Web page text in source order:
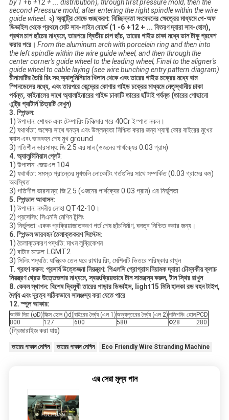
by 1 +6 +12 + ... distribution), through first pressure mold, then the
second Pressure mold, after entering the right spindle within the wire
guide wheel. ২) অ্যান্ট্রি মোডে গুচ্ছকরণ: বিচ্ছিন্নতা সংবেদনের ক্ষেত্রের মাধ্যমে পে-অফ
ডিভাইস থেকে প্রথমে মোট সাব-লাইন বোর্ডে (1 -6 +12 + ... বিতরণ দ্বারা সাব-হোল),
প্রথম চাপ ছাঁচের মাধ্যমে, তারপরে দ্বিতীয় চাপ ছাঁচ, তারের গাইড চাকা মধ্যে ডান টাকু প্রবেশ
করার পরে। From the aluminum arch with porcelain ring and then into
the left spindle within the wire guide wheel, and then through the
center corner's guide wheel to the leading wheel, Final to the aligner's
guide wheel to cable laying (see wire bunching entry pattern diagram)
চীনামাটির তৈরি রিং সহ অ্যালুমিনিয়াম খিলান থেকে এবং তারের গাইড চক্রের মধ্যে বাম
স্পিনডেলের মধ্যে, এবং তারপরে কেন্দ্রের কোণার গাইড চক্রের মাধ্যমে নেতৃস্থানীয় চাকা
পর্যন্ত, ফাইনালের সাথে অ্যালাইনারের গাইড চাকাটি তারের ছাঁটাই পর্যন্ত (তারের গোছানো
এন্ট্রি প্যাটার্ন চিত্রটি দেখুন)
3. স্পিন্ডল:
1) উপাদান: শোধক এবং টেম্পারিং চিকিত্সার পরে 40Cr ইস্পাত নকল।
2) যথার্থতা: অক্ষের সাথে ঘনত্ব এবং উল্লম্বতা নিশ্চিত করার জন্য শ্যাফ্ট কোর বাইরের মুখের
ব্যাস এবং ভারবহন শেষ মুখ ground
3) গতিশীল ভারসাম্য: জি 2.5 এর মান (ওজনের পার্থক্যের 0.03 গ্রাম)
4. অ্যালুমিনিয়াম প্লেট:
1) উপাদান: জেডএল 104
2) যথার্থতা: সমস্ত প্রান্তের মুখগুলি লোকেটিং গর্তগুলির সাথে সম্পর্কিত (0.03 গ্রামের কম)
অবস্থিত
3) গতিশীল ভারসাম্য: জি 2.5 (ওজনের পার্থক্যের 0.03 গ্রাম) এর নির্ভুলতা
5. স্পিন্ডাল আবাসন:
1) উপাদান: নমনীয় লোহা QT42-10।
2) প্রসেসিং: সিএনসি মেশিন টুলিং
3) নির্ভুলতা: একক প্রক্রিয়াজাতকরণ গর্ত শেষ ছাঁচনির্মাণ, ঘনত্ব নিশ্চিত করার জন্য।
6. স্পিন্ডল ভারবহন তৈলাক্তকরণ সিস্টেম:
1) তৈলাক্তকরণ পদ্ধতি: মাখন লুব্রিকেশন
2) বাটার মডেল: LGMT2
3) সিলিং পদ্ধতি: যান্ত্রিক তেল ধরে রাখার রিং, মেশিনটি ভিতরে পরিষ্কার রাখুন
T. গ্রহণ করুন: প্রসার্য উত্তেজনা নিয়ন্ত্রণ: পিএলসি প্রোগ্রাম নিয়ামক দ্বারা চৌম্বকীয় ক্লাচ
নিয়ন্ত্রণ থ্রেড উত্তেজনার মাধ্যমে, স্বয়ংক্রিয়ভাবে টান সামঞ্জস্য করুন, টান স্থির রাখুন
8. কেবল স্থাপন: বিশেষ দ্বিমুখী তারের পাড়ার ডিভাইস, light15 মিমি হালকা রড বহন টাইপ,
দৈর্ঘ্য এবং দূরত্ব সঠিকভাবে সামঞ্জস্য করা যেতে পারে
12. স্পুল আকার:
আউট দিয়া (φD)ফিক্স হোল ()d)বাইরের দৈর্ঘ্য (এল 1)অভ্যন্তরের দৈর্ঘ্য (এল 2)পজিশনিং হোল PCD
800
127 600 580 Φ28 280
(গ্রিজারাইজ করা যায়)
তারের পাকান মেশিন তারের পাকান মেশিন Eco Friendly Wire Stranding Machine
এর সেরা মূল্য পান